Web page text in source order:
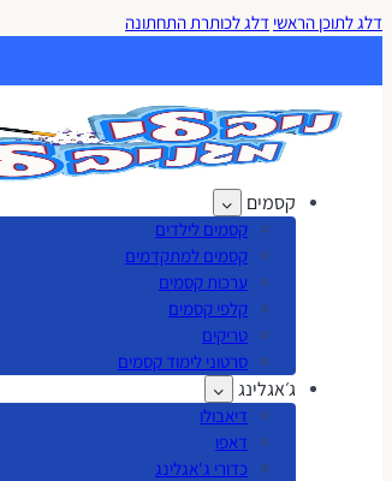
דלג לתוכן הראשי דלג לכותרת התחתונה
קסמים
קסמים לילדים
קסמים למתקדמים
ערכות קסמים
קלפי קסמים
טריקים
סרטוני לימוד קסמים
ג׳אגלינג
דיאבולו
דאפו
כדורי ג'אגלינג